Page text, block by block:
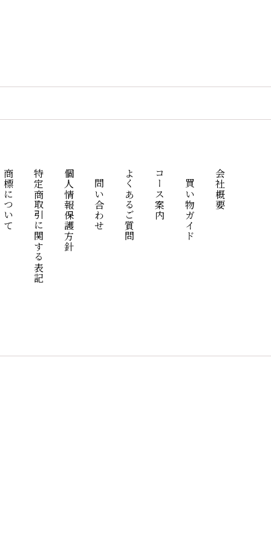
会社概要
お買い物ガイド
コース案内
よくあるご質問
お問い合わせ
個人情報保護方針
特定商取引に関する表記
商標について